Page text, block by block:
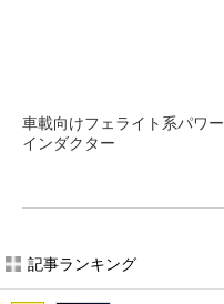
車載向けフェライト系パワー
インダクター
記事ランキング